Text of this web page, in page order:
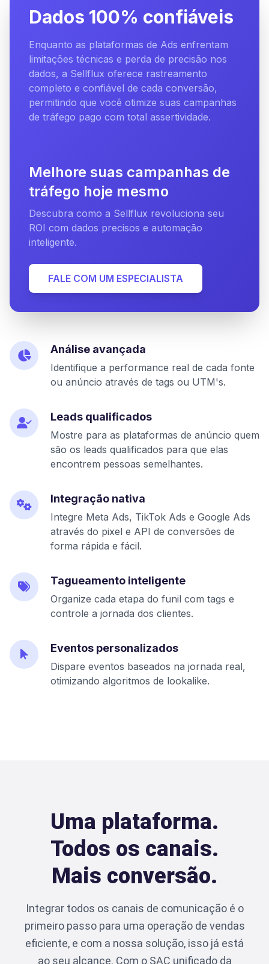
Dados 100% confiáveis
Enquanto as plataformas de Ads enfrentam
limitações técnicas e perda de precisão nos
dados, a Sellflux oferece rastreamento
completo e confiável de cada conversão,
permitindo que você otimize suas campanhas
de tráfego pago com total assertividade.
Melhore suas campanhas de
tráfego hoje mesmo
Descubra como a Sellflux revoluciona seu
ROI com dados precisos e automação
inteligente.
FALE COM UM ESPECIALISTA
Análise avançada
Identifique a performance real de cada fonte
ou anúncio através de tags ou UTM's.
Leads qualificados
Mostre para as plataformas de anúncio quem
são os leads qualificados para que elas
encontrem pessoas semelhantes.
Integração nativa
Integre Meta Ads, TikTok Ads e Google Ads
através do pixel e API de conversões de
forma rápida e fácil.
Tagueamento inteligente
Organize cada etapa do funil com tags e
controle a jornada dos clientes.
Eventos personalizados
Dispare eventos baseados na jornada real,
otimizando algoritmos de lookalike.
Uma plataforma.
Todos os canais.
Mais conversão.
Integrar todos os canais de comunicação é o
primeiro passo para uma operação de vendas
eficiente, e com a nossa solução, isso já está
ao seu alcance. Com o SAC unificado da